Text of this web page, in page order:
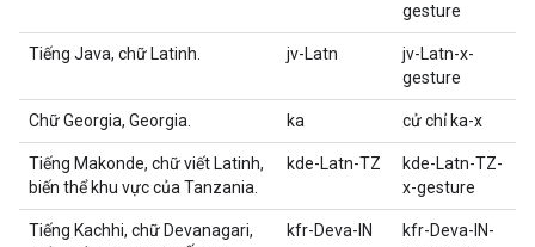
gesture
Tiếng Java, chữ Latinh. jv-Latn
jv-Latn-x-
gesture
Chữ Georgia, Georgia. ka cử chỉ ka-x
Tiếng Makonde, chữ viết Latinh,
biến thể khu vực của Tanzania.
kde-Latn-TZ
kde-Latn-TZ-
x-gesture
Tiếng Kachhi, chữ Devanagari,
kfr-Deva-IN
kfr-Deva-IN-